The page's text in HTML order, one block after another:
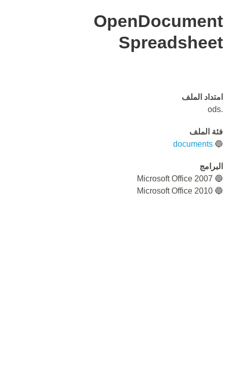
OpenDocument
Spreadsheet
امتداد الملف
.ods
فئة الملف
🔵
documents
البرامج
🔵 Microsoft Office 2007
🔵 Microsoft Office 2010